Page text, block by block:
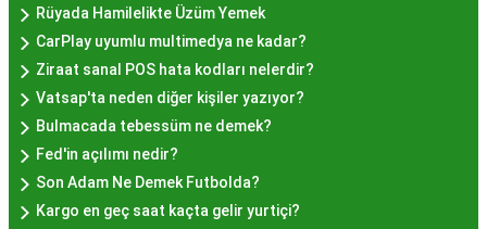
değerlendirerek, bütçenize uygun bir hayır lokması
bulabilirsiniz.
Hayır Lokması İstanbul
Deneyiminde Nelere Dikkat
Edilmeli?
İstanbul'da hayır lokması deneyimini daha özel
Rüyada Hamilelikte Üzüm Yemek
CarPlay uyumlu multimedya ne kadar?
Ziraat sanal POS hata kodları nelerdir?
Vatsap'ta neden diğer kişiler yazıyor?
Bulmacada tebessüm ne demek?
Fed'in açılımı nedir?
Son Adam Ne Demek Futbolda?
Kargo en geç saat kaçta gelir yurtiçi?